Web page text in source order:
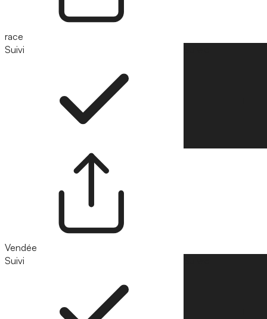
race
Suivi
Vendée
Suivi